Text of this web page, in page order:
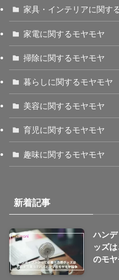
家具・インテリアに関す
家電に関するモヤモヤ
掃除に関するモヤモヤ
暮らしに関するモヤモヤ
美容に関するモヤモヤ
育児に関するモヤモヤ
趣味に関するモヤモヤ
新着記事
ハン
ッズ
のモ